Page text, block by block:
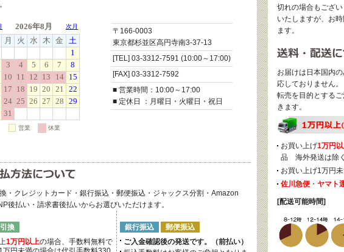
〒166-0003
東京都杉並区高円寺南3-37-13
[TEL] 03-3312-7591 (10:00～17:00)
[FAX] 03-3312-7592
■ 営業時間：10:00～17:00
■ 定休日 ：月曜日・火曜日・祝日
・クレジットカード・銀行振込・郵便振込・ジャックス分割・Amazon
後払い・請求書後払いからお選びいただけます。
換
1万円以上の場合、手数料無料で
銀行振込
郵便振込
ご入金確認後の発送です。（前払い）
切れの場合もござ
いたしますが、お
ます。
お届けは日本国内
応しておりません
転売を目的とする
きます。
お買い上げ1万円
品 海外発送は除
お買い上げ1万円
佐川急便 ・ ヤマト
[配送可能時間]